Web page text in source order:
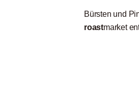
Bürsten und
roastmarket